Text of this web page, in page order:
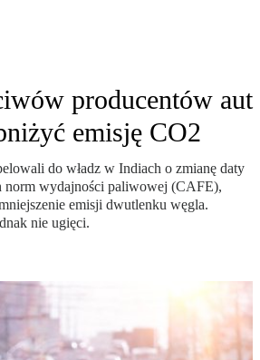
producentów aut
emisję CO2
do władz w Indiach o zmianę daty
norm wydajności paliwowej (CAFE),
emisji dwutlenku węgla.
nie ugięci.